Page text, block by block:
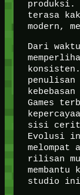
produksi.
terasa
modern,
Dari
Games
sisi cerita
Evolusi
rilisan
studio ini